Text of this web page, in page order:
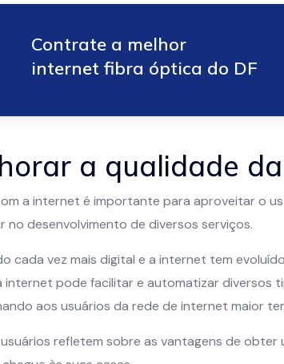
Contrate a melhor
internet fibra óptica do DF
a qualidade
a internet é importante para aproveitar o
desenvolvimento de diversos serviços.
cada vez mais digital e a internet tem
internet pode facilitar e automatizar diversos
aos usuários da rede de internet maior
refletem sobre as vantagens de